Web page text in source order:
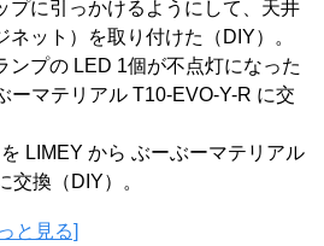
プに引っかけるようにして、天井
ット）を取り付けた（DIY）。
ンプの LED 1個が不点灯になった
ーマテリアル T10-EVO-Y-R に交
LIMEY から ぶーぶーマテリアル
交換（DIY）。
と見る]